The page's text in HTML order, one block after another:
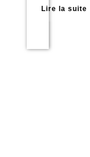
Lire la suite